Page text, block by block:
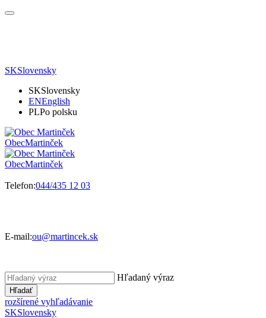
SKSlovensky
SKSlovensky
ENEnglish
PLPo polsku
ObecMartinček
ObecMartinček
Telefon:044/435 12 03
E-mail:ou@martincek.sk
Hľadaný výraz
Hľadať
rozšírené vyhľadávanie
SKSlovensky